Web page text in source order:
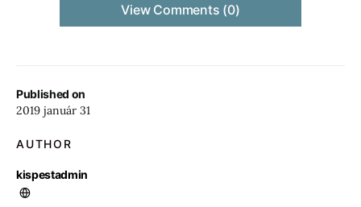
Published on
2019 január 31
AUTHOR
kispestadmin
View Comments (0)